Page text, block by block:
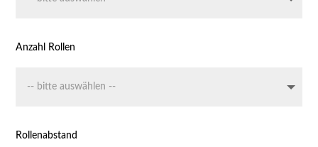
Anzahl Rollen
Rollenabstand